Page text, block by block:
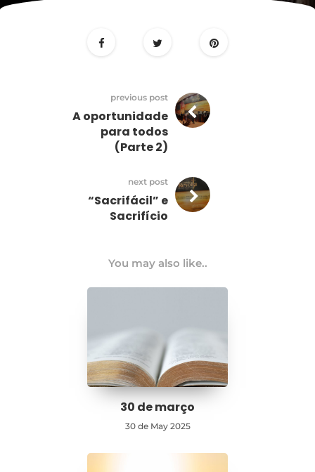
dezembro
previous post
A oportunidade
para todos
(Parte 2)
next post
“Sacrifácil” e
Sacrifício
You may also like..
30 de março
30 de May 2025